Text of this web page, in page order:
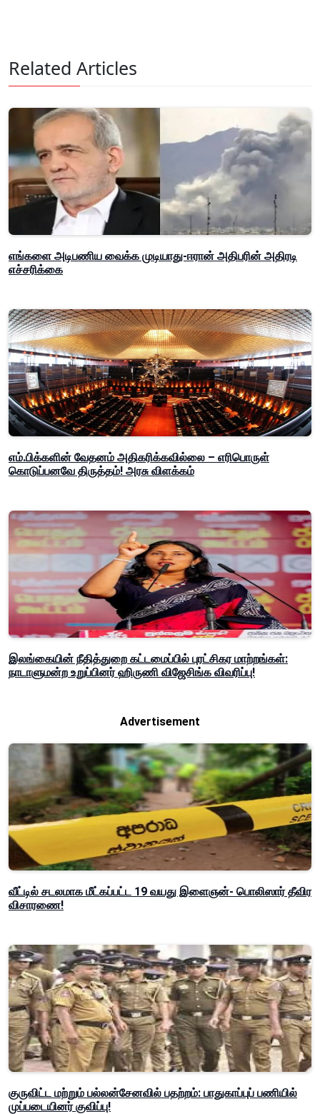
Related Articles
எங்களை அடிபணிய வைக்க முடியாது-ஈரான் அதிபரின் அதிரடி
எச்சரிக்கை
எம்.பிக்களின் வேதனம் அதிகரிக்கவில்லை – எரிபொருள்
கொடுப்பனவே திருத்தம்! அரசு விளக்கம்
இலங்கையின் நீதித்துறை கட்டமைப்பில் புரட்சிகர மாற்றங்கள்:
நாடாளுமன்ற உறுப்பினர் ஹிருணி விஜேசிங்க விவரிப்பு!
Advertisement
வீட்டில் சடலமாக மீட்கப்பட்ட 19 வயது இளைஞன்- பொலிஸார் தீவிர
விசாரணை!
குருவிட்ட மற்றும் பல்லன்சேனவில் பதற்றம்: பாதுகாப்புப் பணியில்
முப்படையினர் குவிப்பு!